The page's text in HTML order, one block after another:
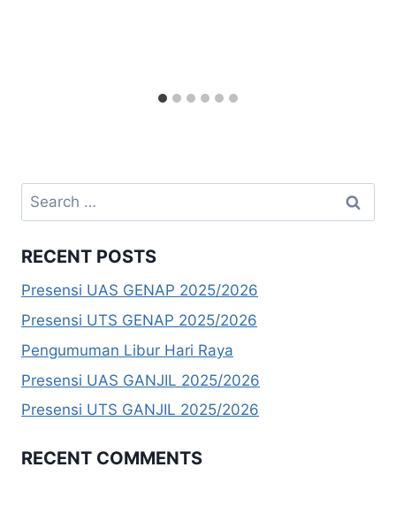
Search
for:
RECENT POSTS
Presensi UAS GENAP 2025/2026
Presensi UTS GENAP 2025/2026
Pengumuman Libur Hari Raya
Presensi UAS GANJIL 2025/2026
Presensi UTS GANJIL 2025/2026
RECENT COMMENTS